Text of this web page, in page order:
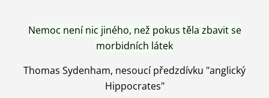
Nemoc není nic jiného, než pokus těla zbavit se
morbidních látek
Thomas Sydenham, nesoucí předzdívku "anglický
Hippocrates"